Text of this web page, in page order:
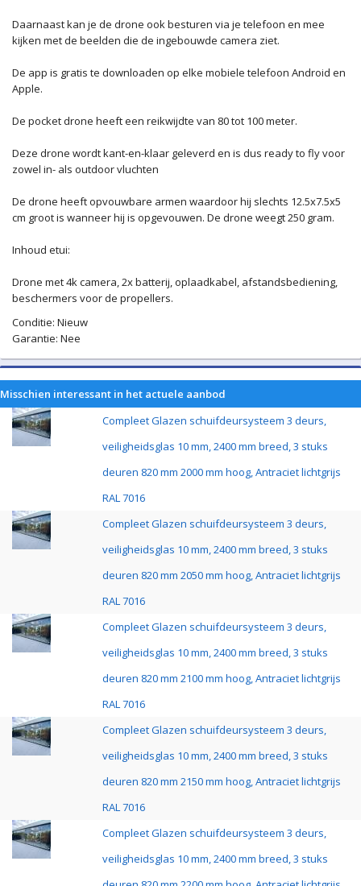
Daarnaast kan je de drone ook besturen via je telefoon en mee
kijken met de beelden die de ingebouwde camera ziet.
De app is gratis te downloaden op elke mobiele telefoon Android en
Apple.
De pocket drone heeft een reikwijdte van 80 tot 100 meter.
Deze drone wordt kant-en-klaar geleverd en is dus ready to fly voor
zowel in- als outdoor vluchten
De drone heeft opvouwbare armen waardoor hij slechts 12.5x7.5x5
cm groot is wanneer hij is opgevouwen. De drone weegt 250 gram.
Inhoud etui:
Drone met 4k camera, 2x batterij, oplaadkabel, afstandsbediening,
beschermers voor de propellers.
Conditie: Nieuw
Garantie: Nee
Misschien interessant in het actuele aanbod
Compleet Glazen schuifdeursysteem 3 deurs,
veiligheidsglas 10 mm, 2400 mm breed, 3 stuks
deuren 820 mm 2000 mm hoog, Antraciet lichtgrijs
RAL 7016
Compleet Glazen schuifdeursysteem 3 deurs,
veiligheidsglas 10 mm, 2400 mm breed, 3 stuks
deuren 820 mm 2050 mm hoog, Antraciet lichtgrijs
RAL 7016
Compleet Glazen schuifdeursysteem 3 deurs,
veiligheidsglas 10 mm, 2400 mm breed, 3 stuks
deuren 820 mm 2100 mm hoog, Antraciet lichtgrijs
RAL 7016
Compleet Glazen schuifdeursysteem 3 deurs,
veiligheidsglas 10 mm, 2400 mm breed, 3 stuks
deuren 820 mm 2150 mm hoog, Antraciet lichtgrijs
RAL 7016
Compleet Glazen schuifdeursysteem 3 deurs,
veiligheidsglas 10 mm, 2400 mm breed, 3 stuks